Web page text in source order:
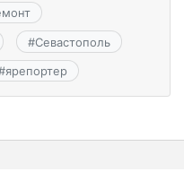
#Севастополь
ярепортер